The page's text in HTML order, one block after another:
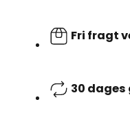
Fri fragt
30